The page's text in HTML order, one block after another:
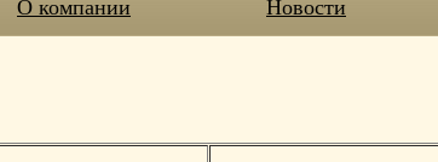
О компании Новости